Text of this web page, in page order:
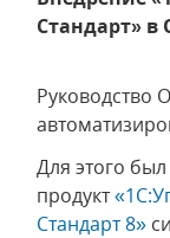
Стандарт»
Для этого
продукт
Стандарт 8»